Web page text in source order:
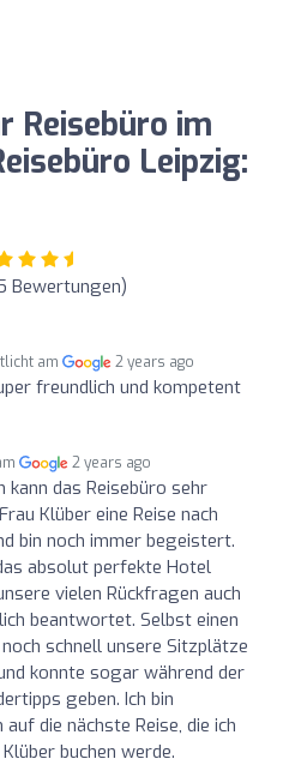
Reisebüro im
Leipzig:
Bewertungen)
am 2 years ago
freundlich und kompetent
2 years ago
kann das Reisebüro sehr
Klüber eine Reise nach
bin noch immer begeistert.
absolut perfekte Hotel
vielen Rückfragen auch
beantwortet. Selbst einen
schnell unsere Sitzplätze
konnte sogar während der
geben. Ich bin
die nächste Reise, die ich
buchen werde.